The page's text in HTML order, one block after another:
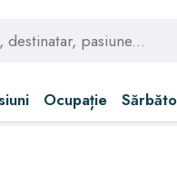
Ocupație